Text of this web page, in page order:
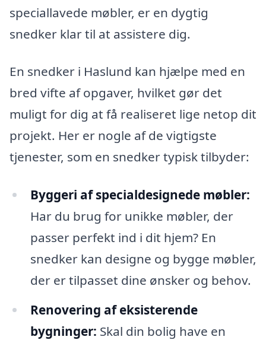
speciallavede møbler, er en dygtig
snedker klar til at assistere dig.
En snedker i Haslund kan hjælpe med en
bred vifte af opgaver, hvilket gør det
muligt for dig at få realiseret lige netop dit
projekt. Her er nogle af de vigtigste
tjenester, som en snedker typisk tilbyder:
Byggeri af specialdesignede møbler:
Har du brug for unikke møbler, der
passer perfekt ind i dit hjem? En
snedker kan designe og bygge møbler,
der er tilpasset dine ønsker og behov.
Renovering af eksisterende
bygninger: Skal din bolig have en